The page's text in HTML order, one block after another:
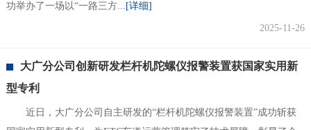
功举办了一场以“一路三方... [详细]
2025-11-26
大广分公司创新研发栏杆机陀螺仪报警装置获国家实用新
型专利
​近日，大广分公司自主研发的“栏杆机陀螺仪报警装置”成功斩获